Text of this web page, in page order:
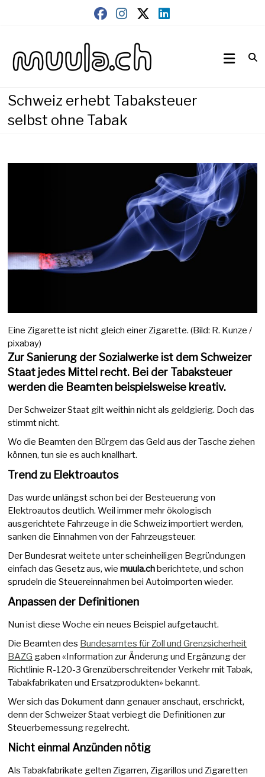
muula.ch
Schweiz erhebt Tabaksteuer
selbst ohne Tabak
Eine Zigarette ist nicht gleich einer Zigarette. (Bild: R. Kunze /
pixabay)
Zur Sanierung der Sozialwerke ist dem Schweizer
Staat jedes Mittel recht. Bei der Tabaksteuer
werden die Beamten beispielsweise kreativ.
Der Schweizer Staat gilt weithin nicht als geldgierig. Doch das
stimmt nicht.
Wo die Beamten den Bürgern das Geld aus der Tasche ziehen
können, tun sie es auch knallhart.
Trend zu Elektroautos
Das wurde unlängst schon bei der Besteuerung von
Elektroautos deutlich. Weil immer mehr ökologisch
ausgerichtete Fahrzeuge in die Schweiz importiert werden,
sanken die Einnahmen von der Fahrzeugsteuer.
Der Bundesrat weitete unter scheinheiligen Begründungen
einfach das Gesetz aus, wiemuula.chberichtete, und schon
sprudeln die Steuereinnahmen bei Autoimporten wieder.
Anpassen der Definitionen
Nun ist diese Woche ein neues Beispiel aufgetaucht.
Die Beamten des Bundesamtes für Zoll und Grenzsicherheit
BAZG gaben «Information zur Änderung und Ergänzung der
Richtlinie R-120-3 Grenzüberschreitender Verkehr mit Tabak,
Tabakfabrikaten und Ersatzprodukten» bekannt.
Wer sich das Dokument dann genauer anschaut, erschrickt,
denn der Schweizer Staat verbiegt die Definitionen zur
Steuerbemessung regelrecht.
Nicht einmal Anzünden nötig
Als Tabakfabrikate gelten Zigarren, Zigarillos und Zigaretten